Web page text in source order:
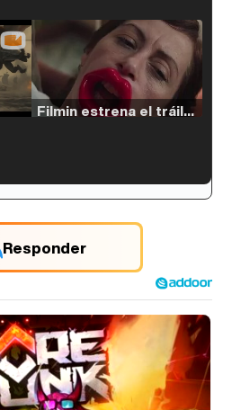
Filmin estrena el tráiler de 'Millennial Mal', su nueva comedia universitaria de la mano de Lorena Iglesias
Tráiler de '33 días', la nueva serie de Atresplayer con Julián Villagrán y José Manuel Poga
Responder